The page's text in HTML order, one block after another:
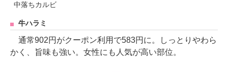
中落ちカルビ
牛ハラミ
通常902円がクーポン利用で583円に。しっとりやわら
かく、旨味も強い。女性にも人気が高い部位。